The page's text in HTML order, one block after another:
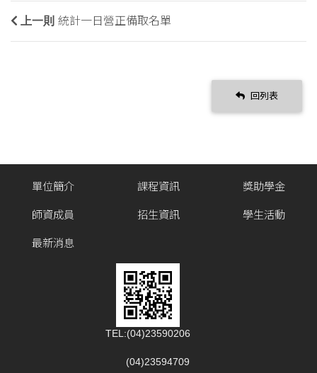
上一則 統計一日營正備取名單
回列表
單位簡介
師資成員
最新消息
課程資訊
招生資訊
獎助學金
學生活動
TEL:(04)23590206
(04)23594709